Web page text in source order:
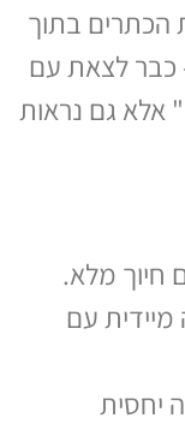
הכתרים בתוך
כבר לצאת עם
אלא גם נראות
חיוך מלא.
מיידית עם
יחסית